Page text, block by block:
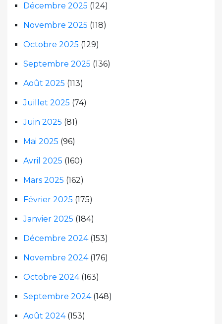
Décembre 2025 (124)
Novembre 2025 (118)
Octobre 2025 (129)
Septembre 2025 (136)
Août 2025 (113)
Juillet 2025 (74)
Juin 2025 (81)
Mai 2025 (96)
Avril 2025 (160)
Mars 2025 (162)
Février 2025 (175)
Janvier 2025 (184)
Décembre 2024(153)
Novembre 2024(176)
Octobre 2024(163)
Septembre 2024(148)
Août 2024(153)